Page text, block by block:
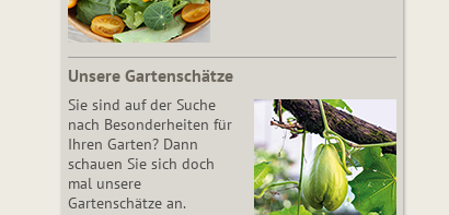
Unsere Gartenschätze
Sie sind auf der Suche
nach Besonderheiten für
Ihren Garten? Dann
schauen Sie sich doch
mal unsere
Gartenschätze an.